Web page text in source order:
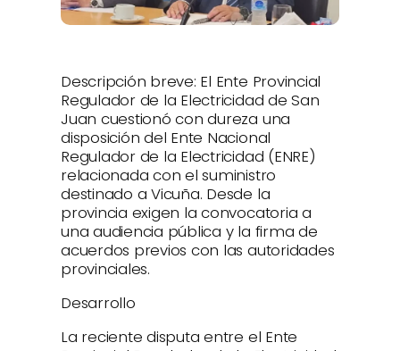
Descripción breve: El Ente Provincial
Regulador de la Electricidad de San
Juan cuestionó con dureza una
disposición del Ente Nacional
Regulador de la Electricidad (ENRE)
relacionada con el suministro
destinado a Vicuña. Desde la
provincia exigen la convocatoria a
una audiencia pública y la firma de
acuerdos previos con las autoridades
provinciales.
Desarrollo
La reciente disputa entre el Ente